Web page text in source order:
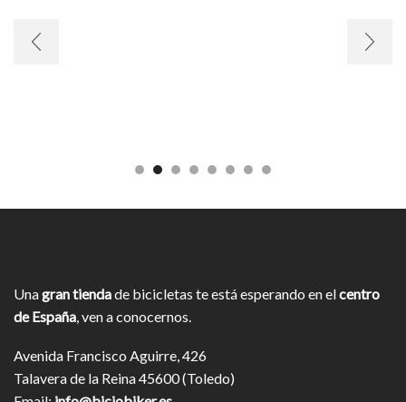
Unagran tiendade bicicletas te está esperando en elcentro
de España, ven a conocernos.
Avenida Francisco Aguirre, 426
Talavera de la Reina 45600 (Toledo)